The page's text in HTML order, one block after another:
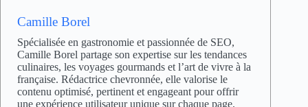
Camille Borel
Spécialisée en gastronomie et passionnée de SEO,
Camille Borel partage son expertise sur les tendances
culinaires, les voyages gourmands et l’art de vivre à la
française. Rédactrice chevronnée, elle valorise le
contenu optimisé, pertinent et engageant pour offrir
une expérience utilisateur unique sur chaque page.